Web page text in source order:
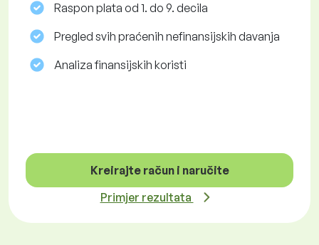
Raspon plata od 1. do 9. decila
Pregled svih praćenih nefinansijskih davanja
Analiza finansijskih koristi
Kreirajte račun i naručite
Primjer rezultata